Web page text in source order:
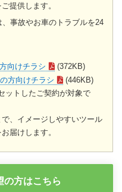
提供します。
、事故やお車のトラブルを24
向けチラシ
(372KB)
方向けチラシ
(446KB)
ットしたご契約が対象で
、イメージしやすいツール
届けします。
の方はこちら